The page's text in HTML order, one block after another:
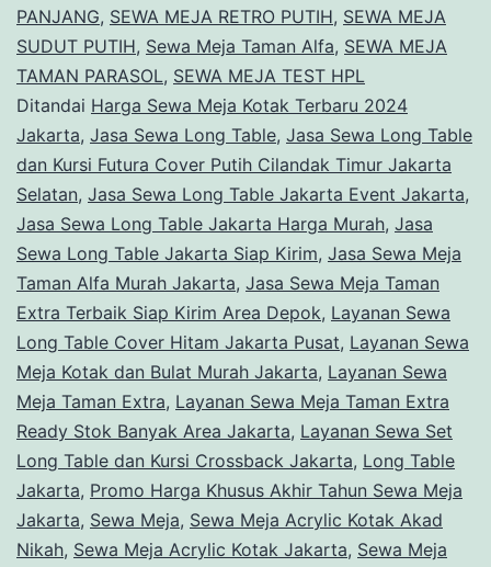
PANJANG, SEWA MEJA RETRO PUTIH, SEWA MEJA
SUDUT PUTIH, Sewa Meja Taman Alfa, SEWA MEJA
TAMAN PARASOL, SEWA MEJA TEST HPL
Ditandai Harga Sewa Meja Kotak Terbaru 2024
Jakarta, Jasa Sewa Long Table, Jasa Sewa Long Table
dan Kursi Futura Cover Putih Cilandak Timur Jakarta
Selatan, Jasa Sewa Long Table Jakarta Event Jakarta,
Jasa Sewa Long Table Jakarta Harga Murah, Jasa
Sewa Long Table Jakarta Siap Kirim, Jasa Sewa Meja
Taman Alfa Murah Jakarta, Jasa Sewa Meja Taman
Extra Terbaik Siap Kirim Area Depok, Layanan Sewa
Long Table Cover Hitam Jakarta Pusat, Layanan Sewa
Meja Kotak dan Bulat Murah Jakarta, Layanan Sewa
Meja Taman Extra, Layanan Sewa Meja Taman Extra
Ready Stok Banyak Area Jakarta, Layanan Sewa Set
Long Table dan Kursi Crossback Jakarta, Long Table
Jakarta, Promo Harga Khusus Akhir Tahun Sewa Meja
Jakarta, Sewa Meja, Sewa Meja Acrylic Kotak Akad
Nikah, Sewa Meja Acrylic Kotak Jakarta, Sewa Meja